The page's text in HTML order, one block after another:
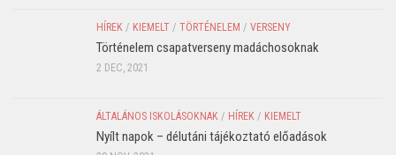
HÍREK / KIEMELT / TÖRTÉNELEM / VERSENY
Történelem csapatverseny madáchosoknak
2 DEC, 2021
ÁLTALÁNOS ISKOLÁSOKNAK / HÍREK / KIEMELT
Nyílt napok – délutáni tájékoztató előadások